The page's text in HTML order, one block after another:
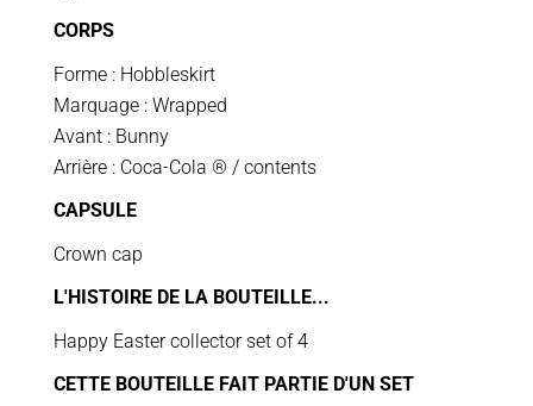
CORPS
Forme : Hobbleskirt
Marquage : Wrapped
Avant : Bunny
Arrière : Coca-Cola ® / contents
CAPSULE
Crown cap
L'HISTOIRE DE LA BOUTEILLE...
Happy Easter collector set of 4
CETTE BOUTEILLE FAIT PARTIE D'UN SET